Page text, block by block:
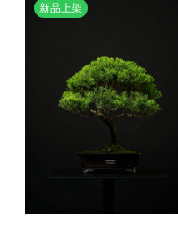
新品上架